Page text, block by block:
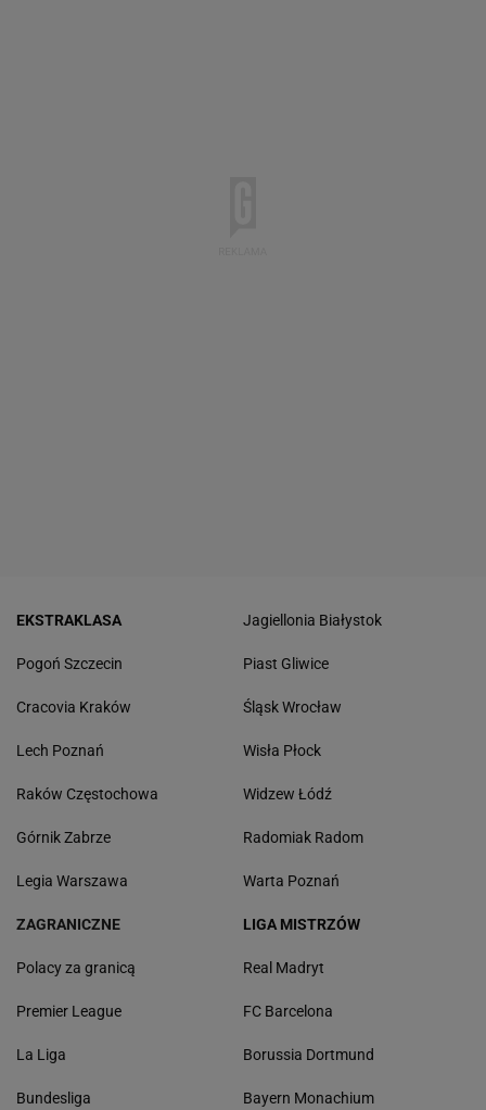
EKSTRAKLASA
Pogoń Szczecin
Cracovia Kraków
Lech Poznań
Raków Częstochowa
Górnik Zabrze
Legia Warszawa
Jagiellonia Białystok
Piast Gliwice
Śląsk Wrocław
Wisła Płock
Widzew Łódź
Radomiak Radom
Warta Poznań
ZAGRANICZNE
Polacy za granicą
Premier League
La Liga
Bundesliga
LIGA MISTRZÓW
Real Madryt
FC Barcelona
Borussia Dortmund
Bayern Monachium